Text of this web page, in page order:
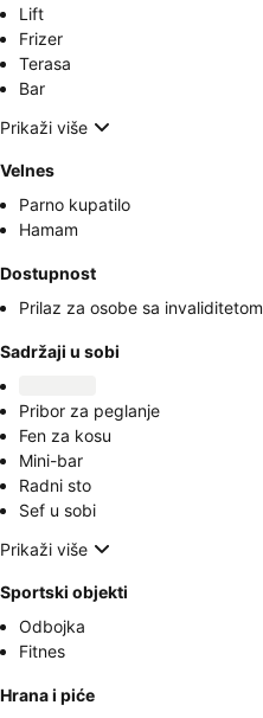
Lift
Frizer
Terasa
Bar
Prikaži više
Velnes
Parno kupatilo
Hamam
Dostupnost
Prilaz za osobe sa invaliditetom
Sadržaji u sobi
Pribor za peglanje
Fen za kosu
Mini-bar
Radni sto
Sef u sobi
Prikaži više
Sportski objekti
Odbojka
Fitnes
Hrana i piće